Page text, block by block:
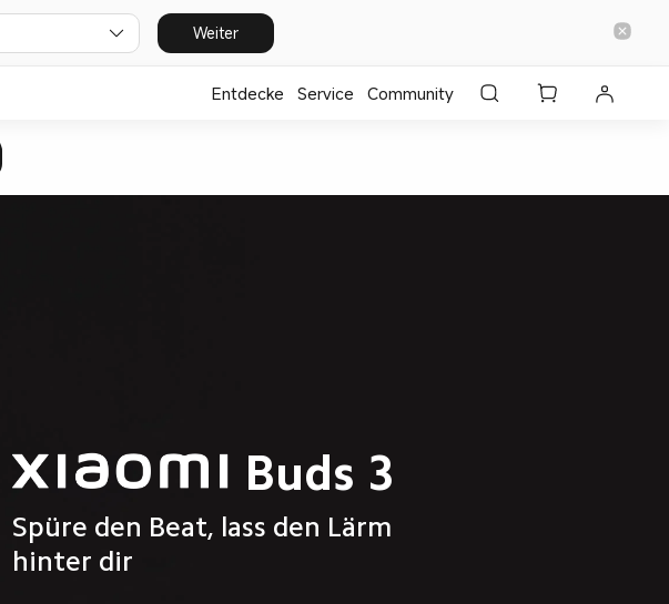
Weiter
Entdecke ⁣Service Community
Buds 3
Spüre den Beat, lass den Lärm
hinter dir